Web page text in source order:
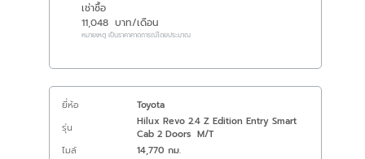
เช่าซื้อ
11,048 บาท/เดือน
หมายเหตุ เป็นราคาคาดการณ์โดยประมาณ
ยี่ห้อ
Toyota
รุ่น
Hilux Revo 2.4 Z Edition Entry Smart
Cab 2 Doors M/T
ไมล์
14,770 กม.